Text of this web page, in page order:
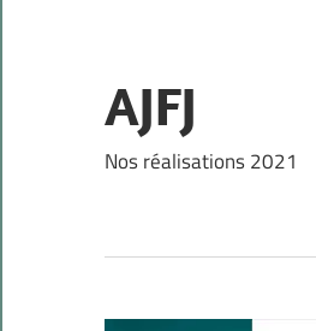
content
AJFJ
Nos réalisations 2021